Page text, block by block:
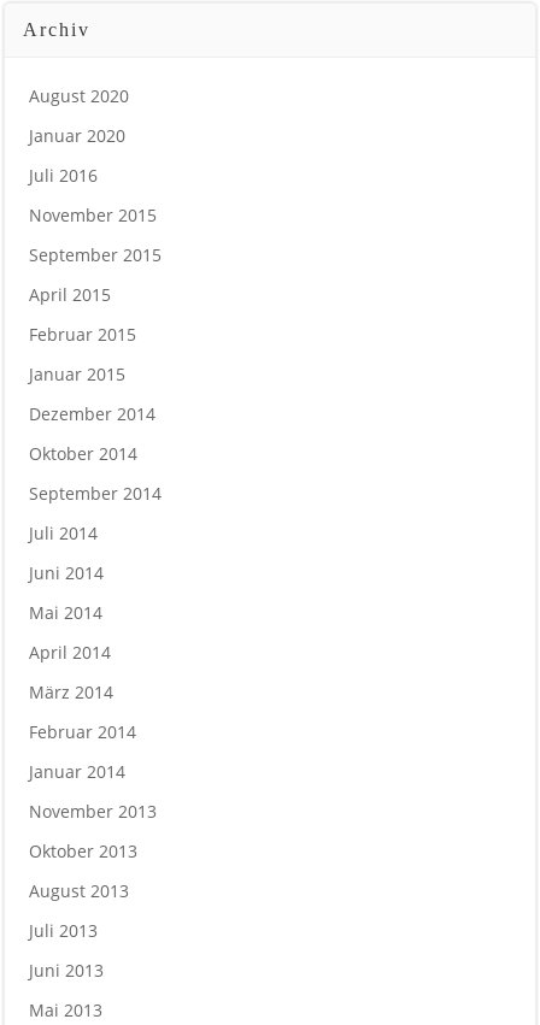
Archiv
August 2020
Januar 2020
Juli 2016
November 2015
September 2015
April 2015
Februar 2015
Januar 2015
Dezember 2014
Oktober 2014
September 2014
Juli 2014
Juni 2014
Mai 2014
April 2014
März 2014
Februar 2014
Januar 2014
November 2013
Oktober 2013
August 2013
Juli 2013
Juni 2013
Mai 2013